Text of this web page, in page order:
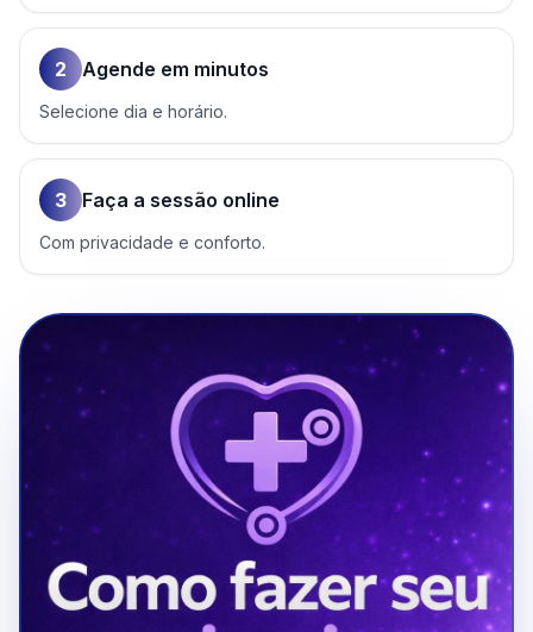
2 Agende em minutos
Selecione dia e horário.
3 Faça a sessão online
Com privacidade e conforto.